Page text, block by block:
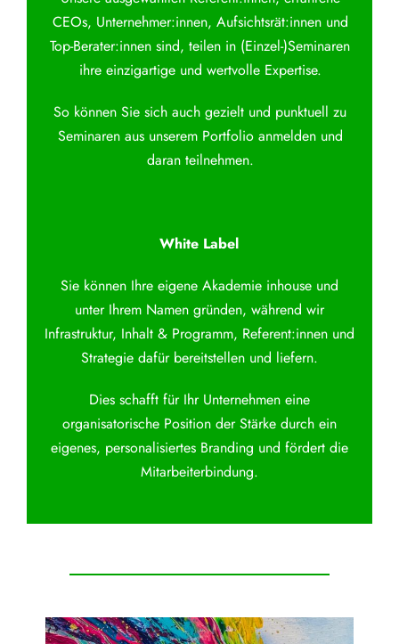
CEOs, Unternehmer:innen, Aufsichtsrät:innen und
Top-Berater:innen sind, teilen in (Einzel-)Seminaren
ihre einzigartige und wertvolle Expertise.
So können Sie sich auch gezielt und punktuell zu
Seminaren aus unserem Portfolio anmelden und
daran teilnehmen.
White Label
Sie können Ihre eigene Akademie inhouse und
unter Ihrem Namen gründen, während wir
Infrastruktur, Inhalt & Programm, Referent:innen und
Strategie dafür bereitstellen und liefern.
Dies schafft für Ihr Unternehmen eine
organisatorische Position der Stärke durch ein
eigenes, personalisiertes Branding und fördert die
Mitarbeiterbindung.